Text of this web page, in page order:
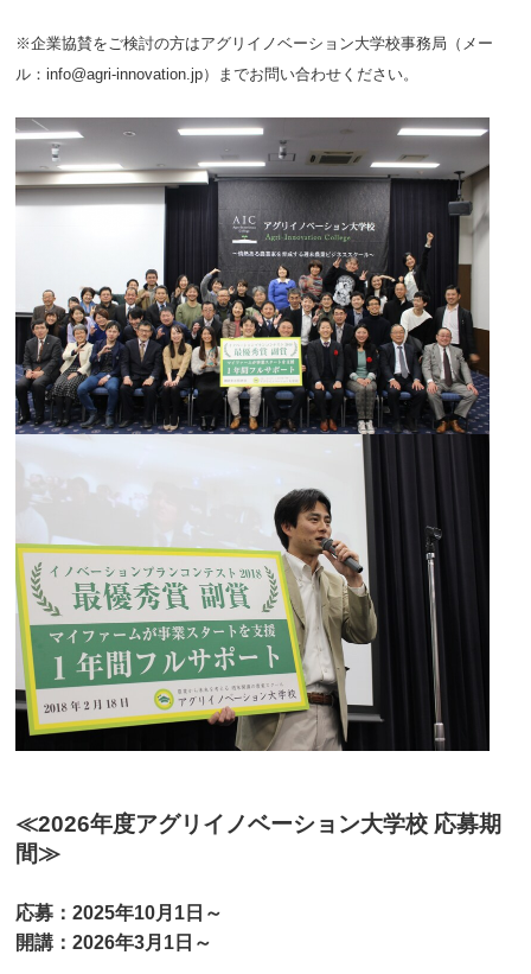
※企業協賛をご検討の方はアグリイノベーション大学校事務局（メー
ル：info@agri-innovation.jp）までお問い合わせください。
≪2026年度アグリイノベーション大学校 応募期
間≫
応募：2025年10月1日～
開講：2026年3月1日～